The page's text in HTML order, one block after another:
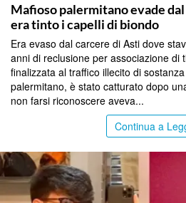
Mafioso palermitano evade
era tinto i capelli di biondo
Era evaso dal carcere di Asti dove
anni di reclusione per associazione di
finalizzata al traffico illecito di
palermitano, è stato catturato dopo
non farsi riconoscere aveva...
Continua a